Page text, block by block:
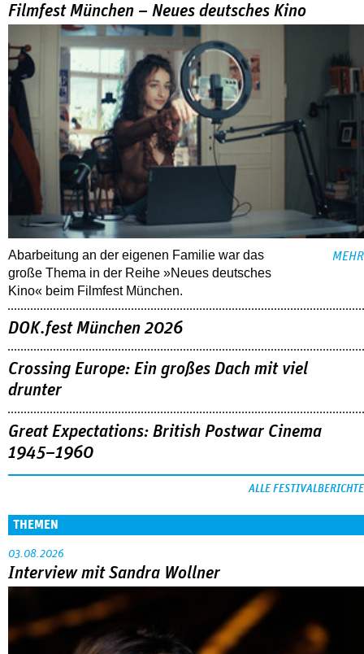
Filmfest München – Neues deutsches Kino
Abarbeitung an der eigenen Familie war das
große Thema in der Reihe »Neues deutsches
Kino« beim Filmfest München.
MEHR
DOK.fest München 2026
Crossing Europe: Ein großes Dach mit viel
drunter
Great Expectations: British Postwar Cinema
1945–1960
ALLE FESTIVALBERICHTE
THEMEN
03.08.2026
Interview mit Sandra Wollner